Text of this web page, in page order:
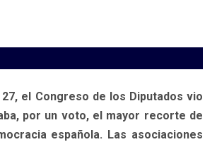
el Congreso de los Diputados vio
por un voto, el mayor recorte de
española. Las asociaciones